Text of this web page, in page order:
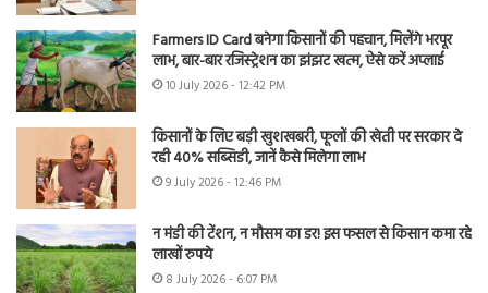
Farmers ID Card बनेगा किसानों की पहचान, मिलेंगे भरपूर
लाभ, बार-बार रजिस्ट्रेशन का झंझट खत्म, ऐसे करें अप्लाई
10 July 2026 - 12:42 PM
किसानों के लिए बड़ी खुशखबरी, फूलों की खेती पर सरकार दे
रही 40% सब्सिडी, जानें कैसे मिलेगा लाभ
9 July 2026 - 12:46 PM
न मंडी की टेंशन, न मौसम का डर! इस फसल से किसान कमा रहे
लाखों रुपये
8 July 2026 - 6:07 PM